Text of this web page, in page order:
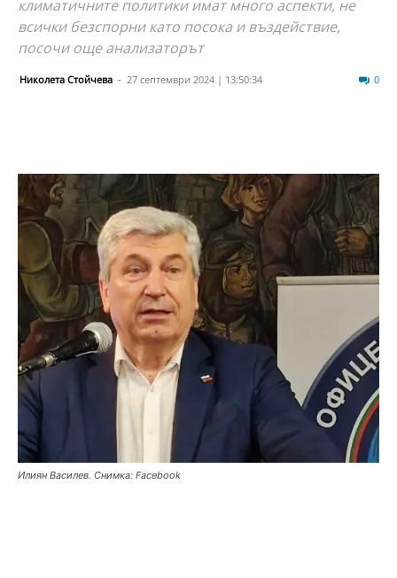
климатичните политики имат много аспекти, не
всички безспорни като посока и въздействие,
посочи още анализаторът
Николета Стойчева - 27 септември 2024 | 13:50:34 0
Илиян Василев. Снимка: Facebook